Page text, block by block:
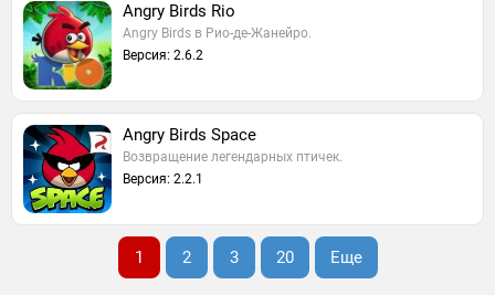
Angry Birds Rio
Angry Birds в Рио-де-Жанейро.
Версия: 2.6.2
Angry Birds Space
Возвращение легендарных птичек.
Версия: 2.2.1
1 2 3 20 Еще